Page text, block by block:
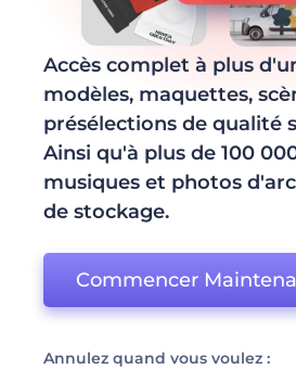
Accès complet à plus
modèles, maquettes,
présélections de qualité
Ainsi qu'à plus de 100
musiques et photos
de stockage.
Commencer
Annulez quand vous voulez :